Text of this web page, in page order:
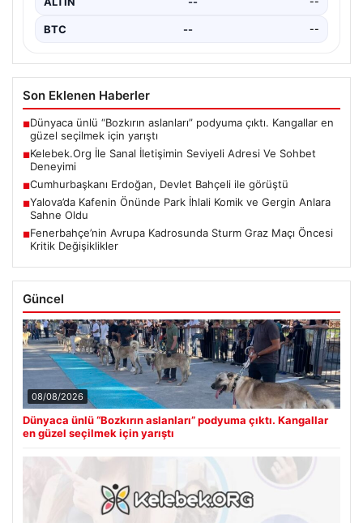
BTC -- --
Son Eklenen Haberler
■Dünyaca ünlü “Bozkırın aslanları” podyuma çıktı. Kangallar en
güzel seçilmek için yarıştı
■Kelebek.Org İle Sanal İletişimin Seviyeli Adresi Ve Sohbet
Deneyimi
■Cumhurbaşkanı Erdoğan, Devlet Bahçeli ile görüştü
■Yalova’da Kafenin Önünde Park İhlali Komik ve Gergin Anlara
Sahne Oldu
■Fenerbahçe’nin Avrupa Kadrosunda Sturm Graz Maçı Öncesi
Kritik Değişiklikler
Güncel
08/08/2026
Dünyaca ünlü “Bozkırın aslanları” podyuma çıktı. Kangallar
en güzel seçilmek için yarıştı